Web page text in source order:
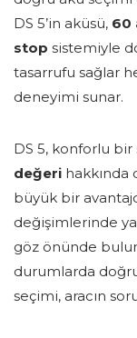
DS 5’in aküsü, 60
stop sistemiyle
tasarrufu sağlar
deneyimi sunar.
DS 5, konforlu bir
değeri
büyük bir
değişimlerinde
göz önünde
durumlarda
seçimi, aracın